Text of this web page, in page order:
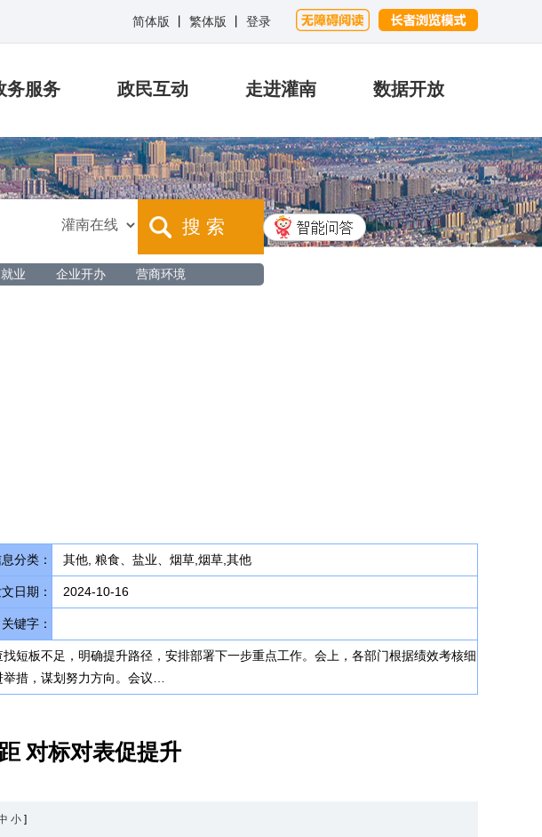
简体版 繁体版 登录
务服务 政民互动 走进灌南 数据开放
搜 索
就业 企业开办 营商环境
分类： 其他, 粮食、盐业、烟草,烟草,其他
日期： 2024-10-16
关键字：
短板不足，明确提升路径，安排部署下一步重点工作。会上，各部门根据绩效考核细
措，谋划努力方向。会议…
对标对表促提升
小 ]